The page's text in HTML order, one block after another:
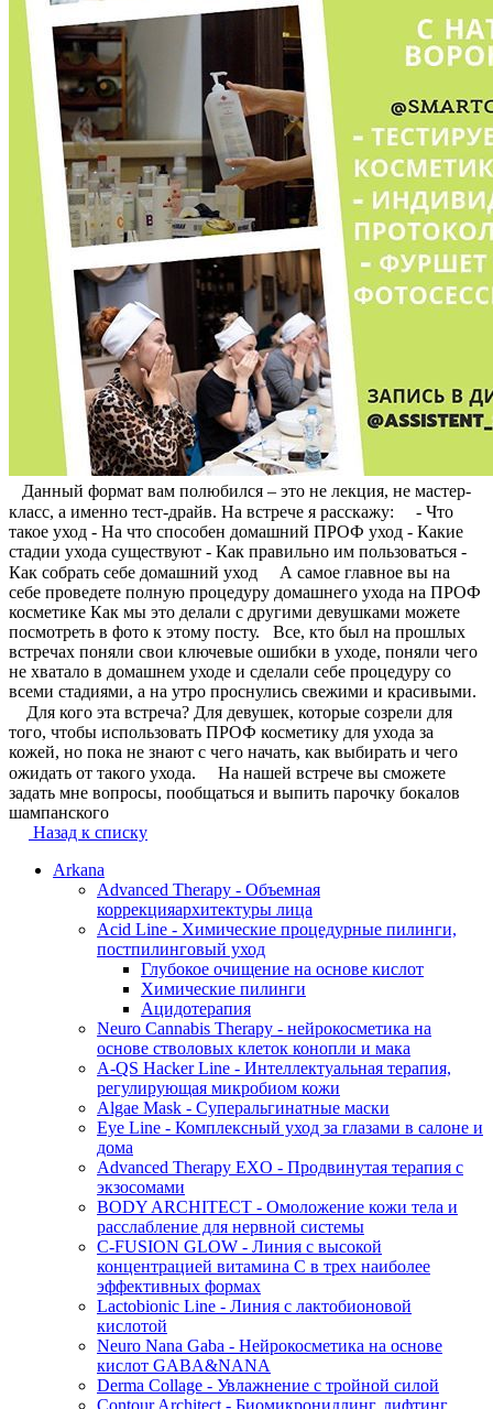
⠀Данный формат вам полюбился – это не лекция, не мастер-
класс, а именно тест-драйв. На встрече я расскажу: ⠀ - Что
такое уход - На что способен домашний ПРОФ уход - Какие
стадии ухода существуют - Как правильно им пользоваться -
Как собрать себе домашний уход ⠀ А самое главное вы на
себе проведете полную процедуру домашнего ухода на ПРОФ
косметике Как мы это делали с другими девушками можете
посмотреть в фото к этому посту. Все, кто был на прошлых
встречах поняли свои ключевые ошибки в уходе, поняли чего
не хватало в домашнем уходе и сделали себе процедуру со
всеми стадиями, а на утро проснулись свежими и красивыми.
⠀ Для кого эта встреча? Для девушек, которые созрели для
того, чтобы использовать ПРОФ косметику для ухода за
кожей, но пока не знают с чего начать, как выбирать и чего
ожидать от такого ухода. ⠀ На нашей встрече вы сможете
задать мне вопросы, пообщаться и выпить парочку бокалов
шампанского
Назад к списку
Arkana
Advanced Therapy - Объемная
коррекцияархитектуры лица
Acid Line - Химические процедурные пилинги,
постпилинговый уход
Глубокое очищение на основе кислот
Химические пилинги
Ацидотерапия
Neuro Cannabis Therapy - нейрокосметика на
основе стволовых клеток конопли и мака
A-QS Hacker Line - Интеллектуальная терапия,
регулирующая микробиом кожи
Algae Mask - Суперальгинатные маски
Eye Line - Комплексный уход за глазами в салоне и
дома
Advanced Therapy EXO - Продвинутая терапия с
экзосомами
BODY ARCHITECT - Омоложение кожи тела и
расслабление для нервной системы
C-FUSION GLOW - Линия с высокой
концентрацией витамина C в трех наиболее
эффективных формах
Lactobionic Line - Линия с лактобионовой
кислотой
Neuro Nana Gaba - Нейрокосметика на основе
кислот GABA&NANA
Derma Collage - Увлажнение с тройной силой
Contour Architect - Биомикронидлинг, лифтинг